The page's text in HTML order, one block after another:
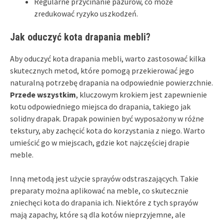
zredukować ryzyko uszkodzeń.
Jak oduczyć kota drapania mebli?
Aby oduczyć kota drapania mebli, warto zastosować kilka
skutecznych metod, które pomogą przekierować jego
naturalną potrzebę drapania na odpowiednie powierzchnie.
Przede wszystkim, kluczowym krokiem jest zapewnienie
kotu odpowiedniego miejsca do drapania, takiego jak
solidny drapak. Drapak powinien być wyposażony w różne
tekstury, aby zachęcić kota do korzystania z niego. Warto
umieścić go w miejscach, gdzie kot najczęściej drapie
meble.
Inną metodą jest użycie sprayów odstraszających. Takie
preparaty można aplikować na meble, co skutecznie
zniechęci kota do drapania ich. Niektóre z tych sprayów
mają zapachy, które są dla kotów nieprzyjemne, ale